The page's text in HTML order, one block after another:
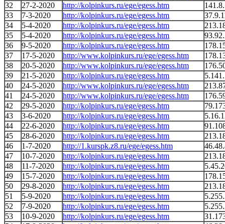
32
27-2-2020 http://kolpinkurs.ru/ege/egess.htm
33
7-3-2020 http://kolpinkurs.ru/ege/egess.htm
34
5-4-2020 http://kolpinkurs.ru/ege/egess.htm
35
5-4-2020 http://kolpinkurs.ru/ege/egess.htm
36
9-5-2020 http://kolpinkurs.ru/ege/egess.htm
37
17-5-2020 http://www.kolpinkurs.ru/ege/egess.htm
38
20-5-2020 http://www.kolpinkurs.ru/ege/egess.htm
39
21-5-2020 http://kolpinkurs.ru/ege/egess.htm
40
24-5-2020 http://www.kolpinkurs.ru/ege/egess.htm
41
24-5-2020 http://www.kolpinkurs.ru/ege/egess.htm
42
29-5-2020 http://kolpinkurs.ru/ege/egess.htm
43
3-6-2020 http://kolpinkurs.ru/ege/egess.htm
44
22-6-2020 http://kolpinkurs.ru/ege/egess.htm
45
28-6-2020 http://kolpinkurs.ru/ege/egess.htm
46
1-7-2020 http://1.kurspk.z8.ru/ege/egess.htm
47
10-7-2020 http://kolpinkurs.ru/ege/egess.htm
48
11-7-2020 http://kolpinkurs.ru/ege/egess.htm
49
15-7-2020 http://kolpinkurs.ru/ege/egess.htm
50
29-8-2020 http://kolpinkurs.ru/ege/egess.htm
51
5-9-2020 http://kolpinkurs.ru/ege/egess.htm
52
7-9-2020 http://kolpinkurs.ru/ege/egess.htm
53
10-9-2020 http://kolpinkurs.ru/ege/egess.htm